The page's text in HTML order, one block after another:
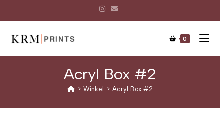
0
Acryl Box #2
> Winkel > Acryl Box #2